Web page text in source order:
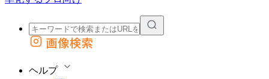
外部サイトの商品をカートに追加
画像検索
ヘルプ